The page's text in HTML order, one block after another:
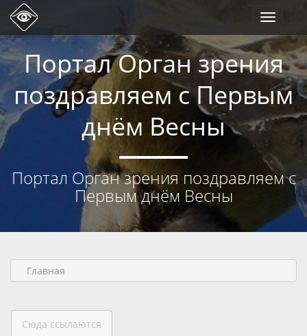
Портал Орган зрения
поздравляем с Первым
днём Весны
Портал Орган зрения поздравляем с
Первым днём Весны
Toggle
Главная
Сюда ссылаются